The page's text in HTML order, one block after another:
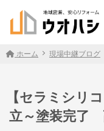
ホーム 現場中継ブログ
【セラミシリ
立～塗装完了